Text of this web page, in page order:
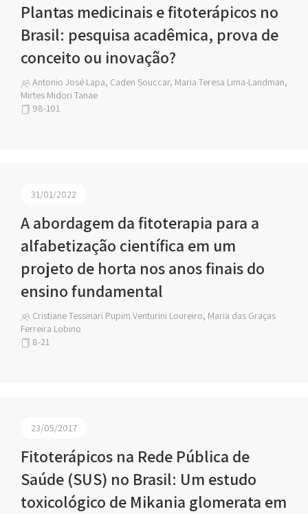
Plantas medicinais e fitoterápicos no
Brasil: pesquisa acadêmica, prova de
conceito ou inovação?
Antonio José Lapa, Caden Souccar, Maria Teresa Lima-Landman,
Mirtes Midori Tanae
98-101
31/01/2022
A abordagem da fitoterapia para a
alfabetização científica em um
projeto de horta nos anos finais do
ensino fundamental
Cristiane Tessinari Pupim Venturini Loureiro, Maria das Graças
Ferreira Lobino
8-21
23/05/2017
Fitoterápicos na Rede Pública de
Saúde (SUS) no Brasil: Um estudo
toxicológico de Mikania glomerata em